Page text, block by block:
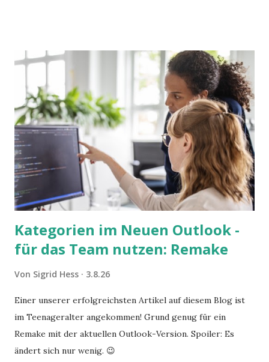
Kategorien im Neuen Outlook -
für das Team nutzen: Remake
Von Sigrid Hess 3.8.26
Einer unserer erfolgreichsten Artikel auf diesem Blog ist
im Teenageralter angekommen! Grund genug für ein
Remake mit der aktuellen Outlook-Version. Spoiler: Es
ändert sich nur wenig. 😉